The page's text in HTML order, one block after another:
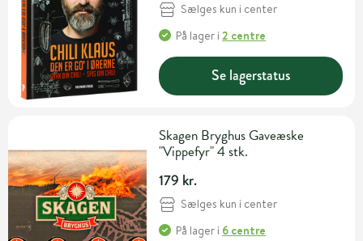
Sælges kun i center
På lager i2 centre
Se lagerstatus
Skagen Bryghus Gaveæske
"Vippefyr" 4 stk.
179 kr.
Sælges kun i center
På lager i 6 centre